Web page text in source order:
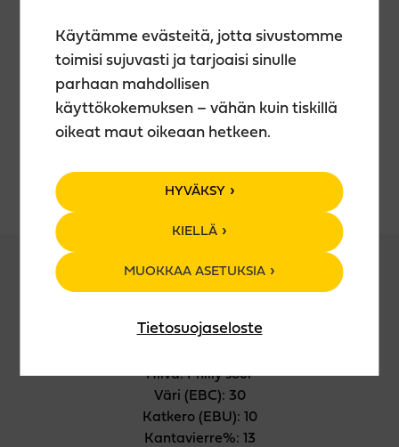
Käytämme evästeitä, jotta sivustomme
toimisi sujuvasti ja tarjoaisi sinulle
parhaan mahdollisen
käyttökokemuksen – vähän kuin tiskillä
oikeat maut oikeaan hetkeen.
HYVÄKSY
KIELLÄ
MUOKKAA ASETUKSIA
Tietosuojaseloste
RAAKA-AINEET
Mallas: Pilsner, Vehnä, Speltti, Cara-Pale
Humalat: Huell Melon
puolukkamehu, nestesokeri
Hiiva: Philly sour
Väri (EBC): 30
Katkero (EBU): 10
Kantavierre%: 13